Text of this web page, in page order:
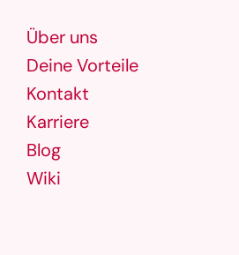
Über uns
Deine Vorteile
Kontakt
Karriere
Blog
Wiki